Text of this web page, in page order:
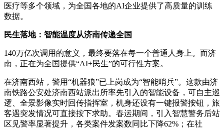
医疗等多个领域，为全国各地的AI企业提供了高质量的训练
数据。
民生落地：智能温度从济南传递全国
140万亿次调用的意义，最终要落在每一个普通人身上。而济
南，正在为全国提供“AI+民生”的可行性方案。
在济南西站，警用“机器狼”已上岗成为“智能哨兵”。这款由济
南铁路公安处济南西站派出所率先引入的智能设备，可自主巡
逻、全景影像实时回传指挥室，机身还设有一键报警按钮，旅
客遇突发情况可直接按下求助。春运期间，引入智慧警务后站
区见警率显著提升，各类案件发案数同比下降62%；在社